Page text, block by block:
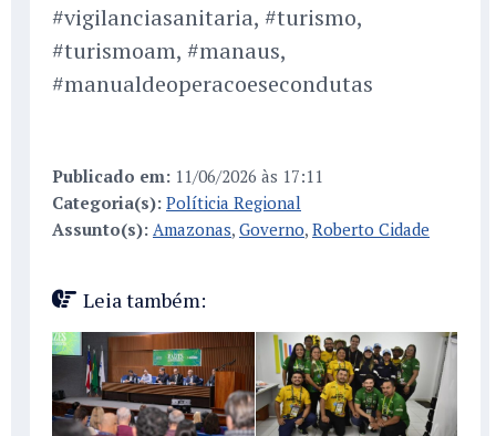
#vigilanciasanitaria, #turismo,
#turismoam, #manaus,
#manualdeoperacoesecondutas
Publicado em: 11/06/2026 às 17:11
Categoria(s): Políticia Regional
Assunto(s): Amazonas, Governo, Roberto Cidade
Leia também: